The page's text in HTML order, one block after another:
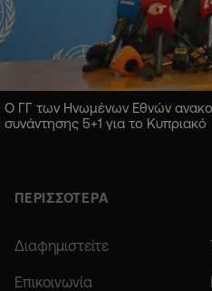
Ο ΓΓ των Ηνωμένων Εθνών
συνάντησης 5+1 για το Κυπριακό
ΠΕΡΙΣΣΟΤΕΡΑ
Διαφημιστείτε
Επικοινωνία